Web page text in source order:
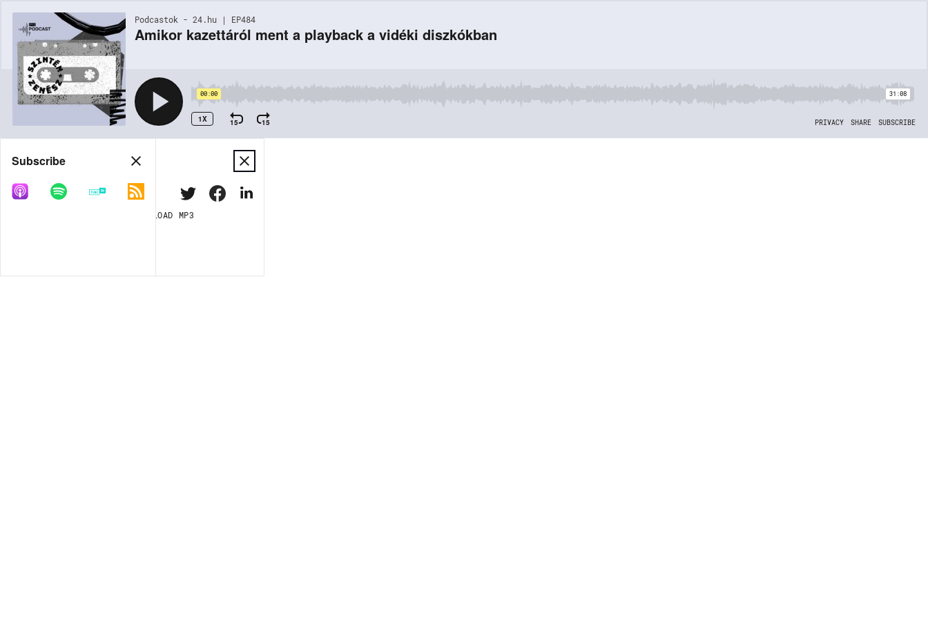
Podcastok - 24.hu | EP484
Amikor kazettáról ment a playback a vidéki diszkókban
00:00 31:08
1X 15 15 PRIVACY SHARE SUBSCRIBE
Share
DOWNLOAD MP3
Subscribe